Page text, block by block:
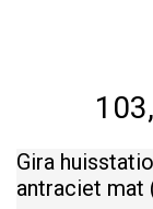
Gira
antraciet mat